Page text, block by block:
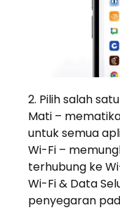
Pilih salah
Mati –
untuk semua
Wi-Fi –
terhubung ke
Wi-Fi & Data
penyegaran